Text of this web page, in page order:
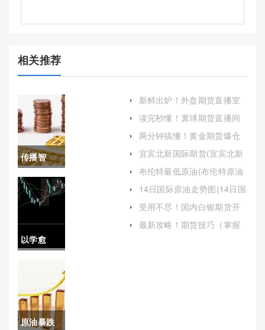
相关推荐
传播智
慧！股指
期货手续
费规则(股
指期货手
表2021)
以学愈
国际期货
开户品
原油暴跌
新鲜出炉！外盘期货直播室
喊单(揭秘与防范)
读完秒懂！寰球期货直播间
在线喊单：实时指导与市场
分析
两分钟搞懂！黄金期货爆仓
(市场走势与投资者预期)
宜宾北新国际期货(宜宾北新
国际二手房价格)
布伦特最低原油(布伦特原油
14日国际原油走势图(14日国
际原油走势图最新)
受用不尽！国内白银期货开
户（帮助投资者顺利开启白
银期货交易之旅）
最新攻略！期货技巧（掌握